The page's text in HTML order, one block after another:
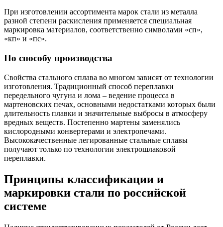
При изготовлении ассортимента марок стали из металла
разной степени раскисления применяется специальная
маркировка материалов, соответственно символами «сп»,
«кп» и «пс».
По способу производства
Свойства стального сплава во многом зависят от технологии
изготовления. Традиционный способ переплавки
передельного чугуна и лома – ведение процесса в
мартеновских печах, основными недостатками которых были
длительность плавки и значительные выбросы в атмосферу
вредных веществ. Постепенно мартены заменялись
кислородными конвертерами и электропечами.
Высококачественные легированные стальные сплавы
получают только по технологии электрошлаковой
переплавки.
Принципы классификации и
маркировки стали по российской
системе